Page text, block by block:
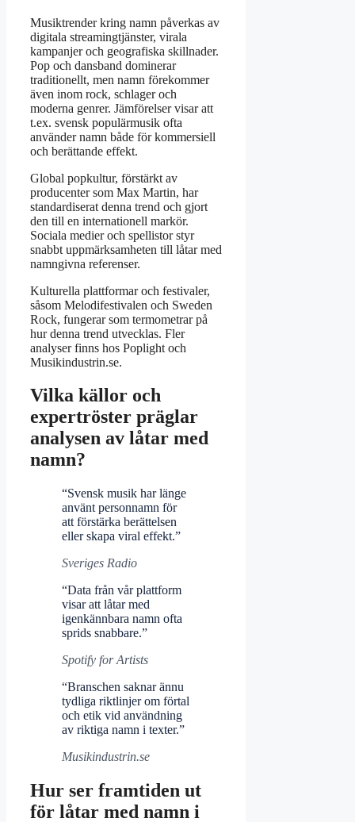
Musiktrender kring namn påverkas av
digitala streamingtjänster, virala
kampanjer och geografiska skillnader.
Pop och dansband dominerar
traditionellt, men namn förekommer
även inom rock, schlager och
moderna genrer. Jämförelser visar att
t.ex. svensk populärmusik ofta
använder namn både för kommersiell
och berättande effekt.
Global popkultur, förstärkt av
producenter som Max Martin, har
standardiserat denna trend och gjort
den till en internationell markör.
Sociala medier och spellistor styr
snabbt uppmärksamheten till låtar med
namngivna referenser.
Kulturella plattformar och festivaler,
såsom Melodifestivalen och Sweden
Rock, fungerar som termometrar på
hur denna trend utvecklas. Fler
analyser finns hos Poplight och
Musikindustrin.se.
Vilka källor och
expertröster präglar
analysen av låtar med
namn?
“Svensk musik har länge
använt personnamn för
att förstärka berättelsen
eller skapa viral effekt.”
Sveriges Radio
“Data från vår plattform
visar att låtar med
igenkännbara namn ofta
sprids snabbare.”
Spotify for Artists
“Branschen saknar ännu
tydliga riktlinjer om förtal
och etik vid användning
av riktiga namn i texter.”
Musikindustrin.se
Hur ser framtiden ut
för låtar med namn i